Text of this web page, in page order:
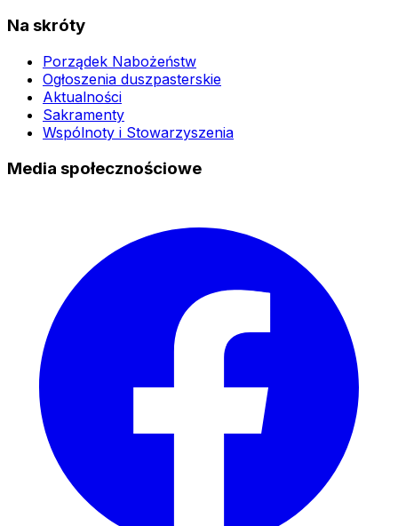
Na skróty
Porządek Nabożeństw
Ogłoszenia duszpasterskie
Aktualności
Sakramenty
Wspólnoty i Stowarzyszenia
Media społecznościowe